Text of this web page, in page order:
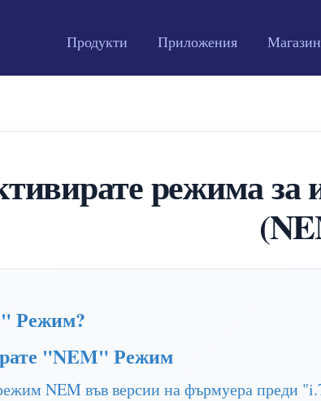
Продукти Приложения Магазин
режима за
Режим?
"NEM" Режим
NEM във версии на фърмуера преди